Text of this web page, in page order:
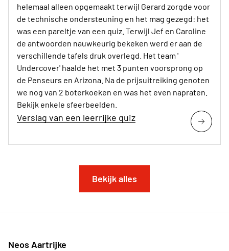
helemaal alleen opgemaakt terwijl Gerard zorgde voor
de technische ondersteuning en het mag gezegd: het
was een pareltje van een quiz. Terwijl Jef en Caroline
de antwoorden nauwkeurig bekeken werd er aan de
verschillende tafels druk overlegd. Het team '
Undercover' haalde het met 3 punten voorsprong op
de Penseurs en Arizona. Na de prijsuitreiking genoten
we nog van 2 boterkoeken en was het even napraten.
Bekijk enkele sfeerbeelden.
Verslag van een leerrijke quiz
Bekijk alles
Neos Aartrijke